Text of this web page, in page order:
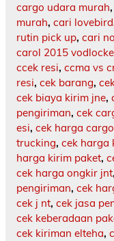
cargo udara murah,
murah, cari lovebird
rutin pick up, cari
carol 2015
ccek resi, ccma vs
resi, cek barang,
cek biaya kirim jne,
pengiriman, cek
esi, cek harga cargo
trucking, cek harga
harga kirim paket,
cek harga ongkir jnt,
pengiriman, cek
cek j nt, cek jasa
cek keberadaan
cek kiriman elteha,